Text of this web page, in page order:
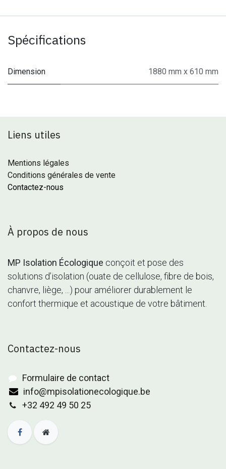
Spécifications
Dimension 1880 mm x 610 mm
Liens utiles
Mentions légales
Conditions générales de vente
Contactez-nous
À propos de nous
MP Isolation Écologique conçoit et pose des
solutions d’isolation (ouate de cellulose, fibre de bois,
chanvre, liège, ...) pour améliorer durablement le
confort thermique et acoustique de votre bâtiment.
Contactez-nous
Formulaire de contact
info@mpisolationecologique.be
+32 492 49 50 25